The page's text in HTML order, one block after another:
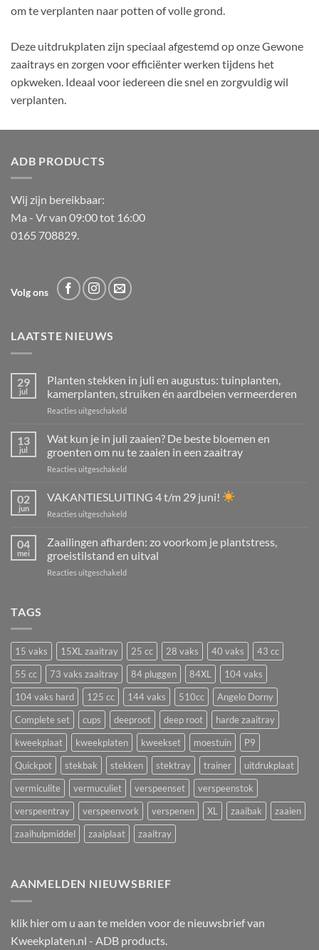
om te verplanten naar potten of volle grond.
Deze uitdrukplaten zijn speciaal afgestemd op onze Gewone
zaaitrays en zorgen voor efficiënter werken tijdens het
opkweken. Ideaal voor iedereen die snel en zorgvuldig wil
verplanten.
ADB PRODUCTS
Wij zijn bereikbaar:
Ma - Vr van 09:00 tot 16:00
0165 708829.
Volg ons
LAATSTE NIEUWS
29
jul
Planten stekken in juli en augustus: tuinplanten,
kamerplanten, struiken én aardbeien vermeerderen
Reacties uitgeschakeldvoor
stekken
in
juli
en
tuinplanten,
struiken
aardbeien
vermeerderen
13
jul
Wat kun je in juli zaaien? De beste bloemen en
groenten om nu te zaaien in een zaaitray
Reacties uitgeschakeldvoor
kun
je
in
zaaien?
De
bloemen
zaaien
in
een
zaaitray
02
jun
VAKANTIESLUITING 4 t/m 29 juni!
Reacties uitgeschakeldvoor
t/m
29
juni!
04
mei
Zaailingen afharden: zo voorkom je plantstress,
groeistilstand en uitval
Reacties uitgeschakeldvoor
plantstress,
groeistilstand
en
uitval
TAGS
15 vaks 15XL zaaitray 25 cc 28 vaks 40 vaks
43 cc
55 cc
73 vaks zaaitray 84 pluggen 84XL
104 vaks
104 vaks hard
125 cc 144 vaks 510cc
Angelo Dorny
Complete set
cups deeproot deep root
harde zaaitray
kweekplaat
kweekplaten kweekset moestuin
P9
Quickpot
stekbak stekken stektray trainer
uitdrukplaat
vermiculite
vermuculiet verspeenset
verspeenstok
verspeentray
verspeenvork verspenen XL zaaibak
zaaien
zaaihulpmiddel
zaaiplaat zaaitray
AANMELDEN NIEUWSBRIEF
klik hierom u aan te melden voor de nieuwsbrief van
Kweekplaten.nl - ADB products.